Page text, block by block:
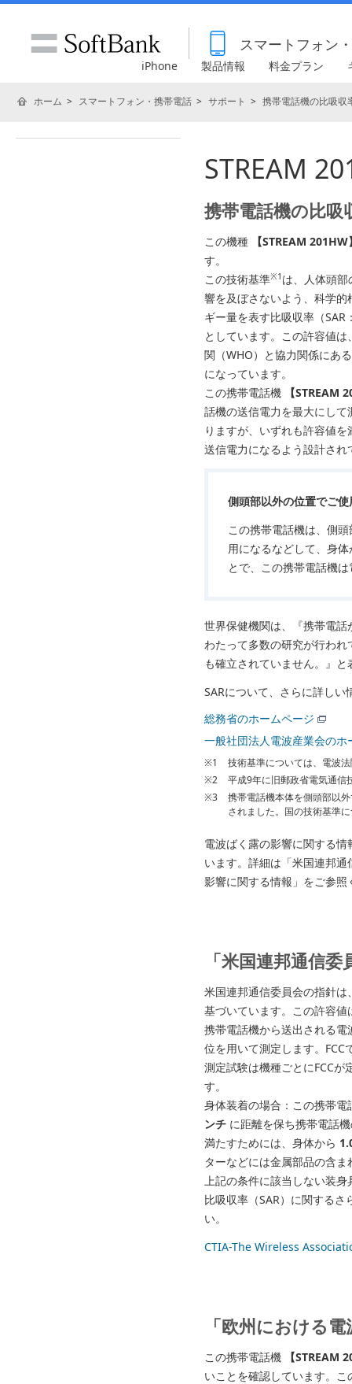
スマートフォン
iPhone 製品情報 料金プラン
ホーム スマートフォン・携帯電話 サポート 携帯電話機の比吸収
STREAM
携帯電話機の比吸
この機種
【STREAM 201HW
す。
この技術基準※1 は、人体頭
響を及ぼさないよう、科学
ギー量を表す比吸収率（
としています。この許容値
関（WHO）と協力関係にあ
になっています。
この携帯電話機
【STREAM
話機の送信電力を最大にし
りますが、いずれも許容値
送信電力になるよう設計さ
側頭部以外の位置でご
この携帯電話機は、側
用になるなどして、身
とで、この携帯電話機
世界保健機関は、『携帯電
わたって多数の研究が行わ
も確立されていません。』
SARについて、さらに詳し
総務省のホームページ
一般社団法人電波産業会のホ
※1
技術基準については、電波
※2
平成9年に旧郵政省電気通信
※3
携帯電話機本体を側頭部以
されました。国の技術基準
電波ばく露の影響に関する
います。詳細は「米国連邦
影響に関する情報」をご参照
「米国連邦通信
米国連邦通信委員会の指針
基づいています。この許容
携帯電話機から送出される
位を用いて測定します。
測定試験は機種ごとにFCC
す。
身体装着の場合：この携帯
ンチ に距離を保ち携帯電話
満たすためには、身体から
ターなどには金属部品の含
上記の条件に該当しない装
比吸収率（SAR）に関する
い。
CTIA-The Wireless
「欧州における
この携帯電話機
【STREAM
いことを確認しています。